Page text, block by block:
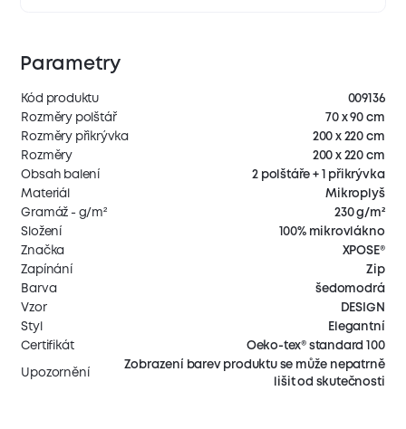
Parametry
Kód produktu
009136
Rozměry polštář
70 x 90 cm
Rozměry přikrývka
200 x 220 cm
Rozměry
200 x 220 cm
Obsah balení
2 polštáře + 1 přikrývka
Materiál
Mikroplyš
Gramáž - g/m²
230 g/m²
Složení
100% mikrovlákno
Značka
XPOSE®
Zapínání
Zip
Barva
šedomodrá
Vzor
DESIGN
Styl
Elegantní
Certifikát
Oeko-tex® standard 100
Upozornění
Zobrazení barev produktu se může nepatrně
lišit od skutečnosti